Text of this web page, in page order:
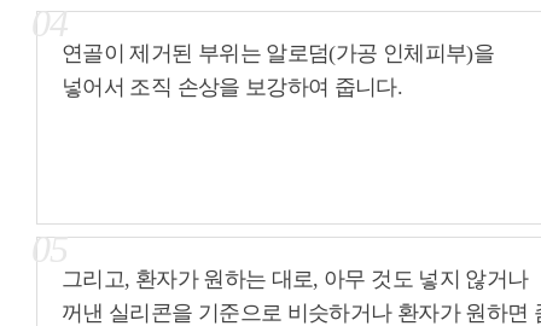
04
연골이 제거된 부위는 알로덤(가공 인체피부)을
넣어서 조직 손상을 보강하여 줍니다.
05
그리고, 환자가 원하는 대로, 아무 것도 넣지 않거나
꺼낸 실리콘을 기준으로 비슷하거나 환자가 원하면